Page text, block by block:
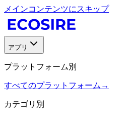
メインコンテンツにスキップ
アプリ
プラットフォーム別
すべてのプラットフォーム →
カテゴリ別